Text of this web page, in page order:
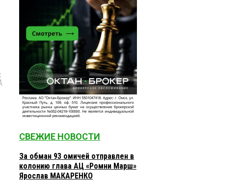
СВЕЖИЕ НОВОСТИ
За обман 93 омичей отправлен в
колонию глава АЦ «Ромни Марш»
Ярослав МАКАРЕНКО